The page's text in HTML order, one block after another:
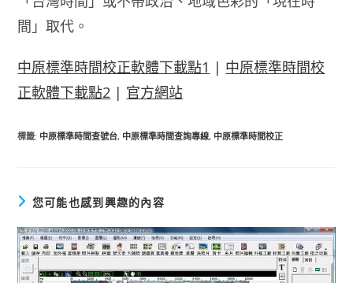
間」取代。
中原標準時間校正軟體下載點1 | 中原標準時間校
正軟體下載點2 | 官方網站
標籤: 中原標準時間查號台, 中原標準時間查詢專線, 中原標準時間校正
您可能也感到興趣的內容